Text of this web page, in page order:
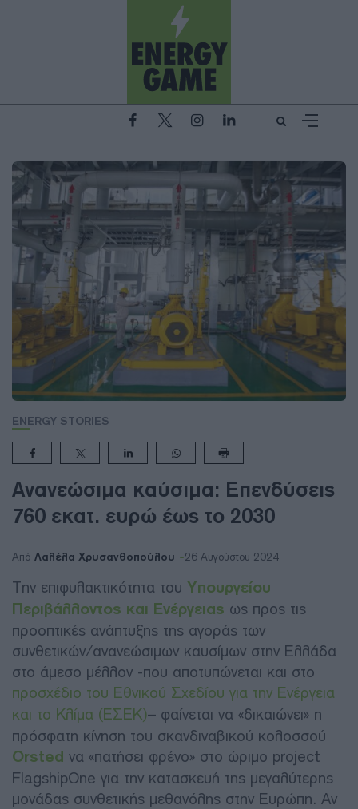
ENERGY STORIES
Ανανεώσιμα καύσιμα: Eπενδύσεις
760 εκατ. ευρώ έως το 2030
Από Λαλέλα Χρυσανθοπούλου 26 Αυγούστου 2024
Την επιφυλακτικότητα του Υπουργείου
Περιβάλλοντος και Ενέργειας ως προς τις
προοπτικές ανάπτυξης της αγοράς των
συνθετικών/ανανεώσιμων καυσίμων στην Ελλάδα
στο άμεσο μέλλον -που αποτυπώνεται και στο
προσχέδιο του Εθνικού Σχεδίου για την Ενέργεια
και το Κλίμα (ΕΣΕΚ)– φαίνεται να «δικαιώνει» η
πρόσφατη κίνηση του σκανδιναβικού κολοσσού
Orsted να «πατήσει φρένο» στο ώριμο project
FlagshipOne για την κατασκευή της μεγαλύτερης
μονάδας συνθετικής μεθανόλης στην Ευρώπη. Αν